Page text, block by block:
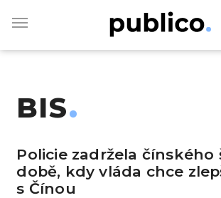
main
BIS
Policie zadržela čínského
době, kdy vláda chce
s Čínou
Vyhledávejte na Publiku